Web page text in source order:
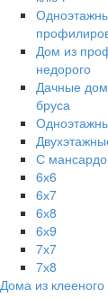
Дом из
недорого
Дачные
бруса
С
6х6
6х7
6х8
6х9
7х7
7х8
Дома из клееного